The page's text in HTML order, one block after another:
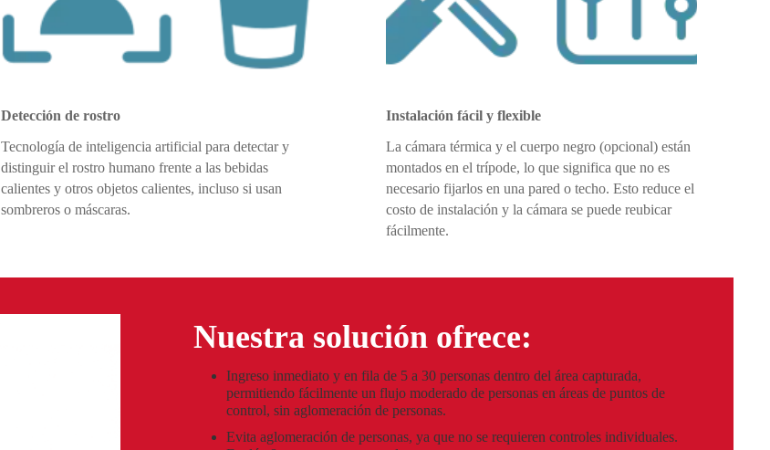
Detección de rostro
Tecnología de inteligencia artificial para detectar y
distinguir el rostro humano frente a las bebidas
calientes y otros objetos calientes, incluso si usan
sombreros o máscaras.
Instalación fácil y flexible
La cámara térmica y el cuerpo negro (opcional) están
montados en el trípode, lo que significa que no es
necesario fijarlos en una pared o techo. Esto reduce el
costo de instalación y la cámara se puede reubicar
fácilmente.
Nuestra solución ofrece:
Ingreso inmediato y en fila de 5 a 30 personas dentro del área capturada,
permitiendo fácilmente un flujo moderado de personas en áreas de puntos de
control, sin aglomeración de personas.
Evita aglomeración de personas, ya que no se requieren controles individuales.